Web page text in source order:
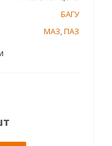
БАГУ
МАЗ,ПАЗ